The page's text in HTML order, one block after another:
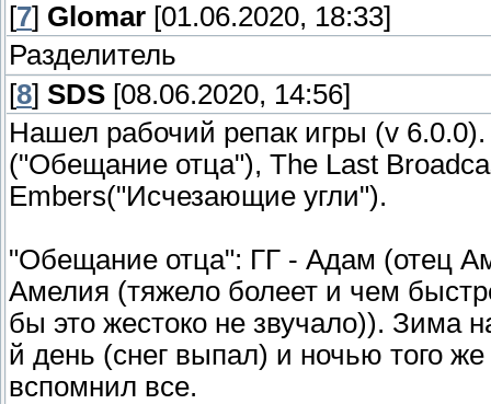
[7] Glomar [01.06.2020, 18:33]
Разделитель
[8] SDS [08.06.2020, 14:56]
Нашел рабочий репак игры (v
("Обещание отца"), The Last
Embers("Исчезающие угли").
"Обещание отца": ГГ - Адам (отец
Амелия (тяжело болеет и чем
бы это жестоко не звучало)). Зима
й день (снег выпал) и ночью того
вспомнил все.